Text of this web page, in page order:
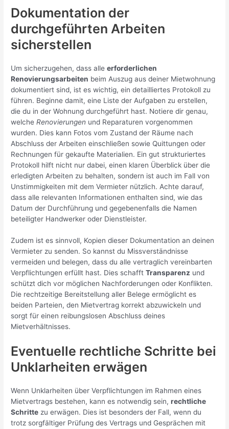
Dokumentation der
durchgeführten Arbeiten
sicherstellen
Um sicherzugehen, dass alleerforderlichen
Renovierungsarbeiten beim Auszug aus deiner Mietwohnung
dokumentiert sind, ist es wichtig, ein detailliertes Protokoll zu
führen. Beginne damit, eine Liste der Aufgaben zu erstellen,
die du in der Wohnung durchgeführt hast. Notiere dir genau,
welcheRenovierungen und Reparaturen vorgenommen
wurden. Dies kann Fotos vom Zustand der Räume nach
Abschluss der Arbeiten einschließen sowie Quittungen oder
Rechnungen für gekaufte Materialien. Ein gut strukturiertes
Protokoll hilft nicht nur dabei, einen klaren Überblick über die
erledigten Arbeiten zu behalten, sondern ist auch im Fall von
Unstimmigkeiten mit dem Vermieter nützlich. Achte darauf,
dass alle relevanten Informationen enthalten sind, wie das
Datum der Durchführung und gegebenenfalls die Namen
beteiligter Handwerker oder Dienstleister.
Zudem ist es sinnvoll, Kopien dieser Dokumentation an deinen
Vermieter zu senden. So kannst du Missverständnisse
vermeiden und belegen, dass du alle vertraglich vereinbarten
Verpflichtungen erfüllt hast. Dies schafftTransparenz und
schützt dich vor möglichen Nachforderungen oder Konflikten.
Die rechtzeitige Bereitstellung aller Belege ermöglicht es
beiden Parteien, den Mietvertrag korrekt abzuwickeln und
sorgt für einen reibungslosen Abschluss deines
Mietverhältnisses.
Eventuelle rechtliche Schritte bei
Unklarheiten erwägen
Wenn Unklarheiten über Verpflichtungen im Rahmen eines
Mietvertrags bestehen, kann es notwendig sein,rechtliche
Schritte zu erwägen. Dies ist besonders der Fall, wenn du
trotz sorgfältiger Prüfung des Vertrags und Gesprächen mit